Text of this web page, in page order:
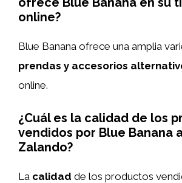
online?
Blue Banana ofrece una amplia
prendas y accesorios
online.
¿Cuál es la calidad de los
vendidos por Blue Banana
Zalando?
La calidad de los productos